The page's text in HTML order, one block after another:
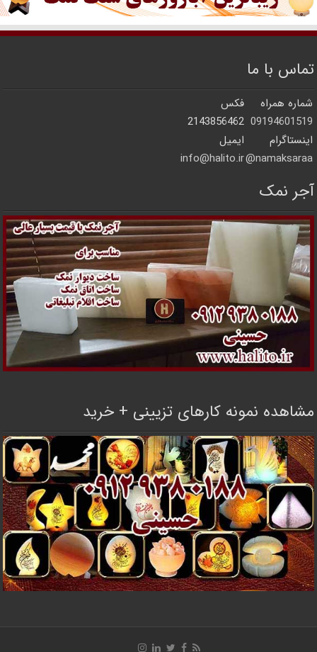
تماس با ما
شماره همراه
فکس
09194601519
2143856462
اینستاگرام
ایمیل
namaksaraa@
info@halito.ir
آجر نمک
مشاهده نمونه کارهای تزیینی + خرید